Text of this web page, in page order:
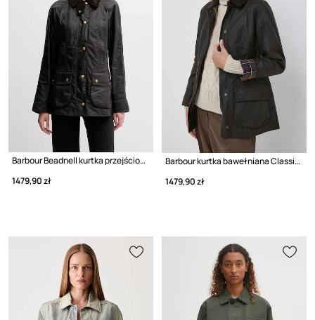
Barbour Beadnell kurtka przejściowa damska bawełniana
1479,90 zł
Barbour kurtka bawełniana Classic Beadnell Wax Jacket
1479,90 zł